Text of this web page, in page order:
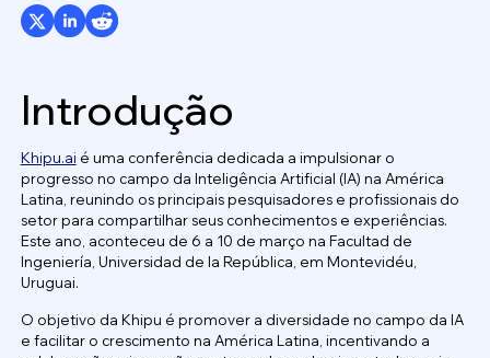
Introdução
Khipu.ai é uma conferência dedicada a impulsionar o
progresso no campo da Inteligência Artificial (IA) na América
Latina, reunindo os principais pesquisadores e profissionais do
setor para compartilhar seus conhecimentos e experiências.
Este ano, aconteceu de 6 a 10 de março na Facultad de
Ingeniería, Universidad de la República, em Montevidéu,
Uruguai.
O objetivo da Khipu é promover a diversidade no campo da IA
e facilitar o crescimento na América Latina, incentivando a